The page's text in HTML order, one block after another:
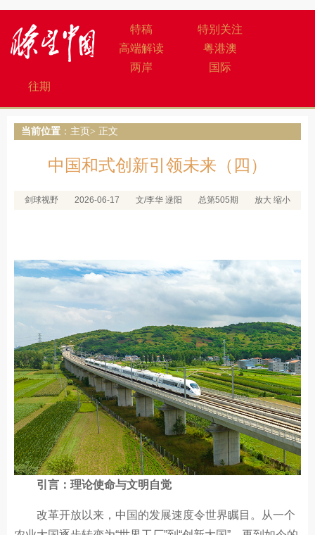
特稿
特别关注
高端解读
粤港澳
两岸
国际
往期
当前位置 ： 主页 > 正文
中国和式创新引领未来（四）
剑球视野 2026-06-17 文/李华 逯阳 总第505期 放大 缩小
引言：理论使命与文明自觉
改革开放以来，中国的发展速度令世界瞩目。从一个